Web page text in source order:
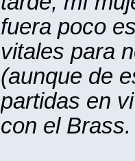
fuera poco
vitales para
(aunque de
partidas en
con el Brass.